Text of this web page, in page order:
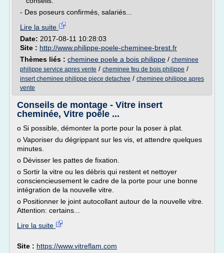
- Des poseurs confirmés, salariés...
Lire la suite
Date: 2017-08-11 10:28:03
Site : http://www.philippe-poele-cheminee-brest.fr
Thèmes liés : cheminee poele a bois philippe / cheminee
philippe service apres vente / cheminee feu de bois philippe /
insert cheminee philippe piece detachee / cheminee philippe apres
vente
Conseils de montage - Vitre insert
cheminée, Vitre poêle ...
o Si possible, démonter la porte pour la poser à plat.
o Vaporiser du dégrippant sur les vis, et attendre quelques
minutes.
o Dévisser les pattes de fixation.
o Sortir la vitre ou les débris qui restent et nettoyer
consciencieusement le cadre de la porte pour une bonne
intégration de la nouvelle vitre.
o Positionner le joint autocollant autour de la nouvelle vitre.
Attention: certains...
Lire la suite
Site : https://www.vitreflam.com